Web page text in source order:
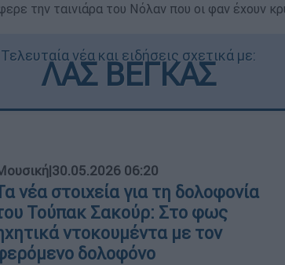
την ταινιάρα του Νόλαν που οι φαν έχουν
Τελευταία νέα και ειδήσεις σχετικά με:
ΛΑΣ ΒΕΓΚΑΣ
|30.05.2026 06:20
νέα στοιχεία για τη δολοφονία
Τούπακ Σακούρ: Στο φως
ντοκουμέντα με τον
δολοφόνο